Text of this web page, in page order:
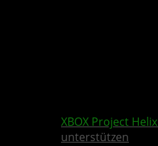
XBOX Project Helix
unterstützen